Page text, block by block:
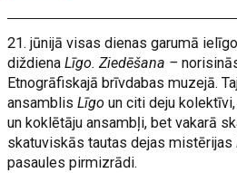
21. jūnijā visas dienas garumā
diždienaLīgo. Ziedēšana –
Etnogrāfiskajā brīvdabas muzejā.
ansamblisLīgo un citi deju
un koklētāju ansambļi, bet vakarā
skatuviskās tautas dejas mistērijas
pasaules pirmizrādi.